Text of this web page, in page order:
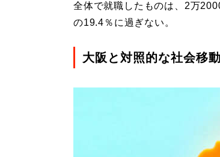
全体で就職したものは、2万
の19.4％に過ぎない。
大阪と対照的な社会移動